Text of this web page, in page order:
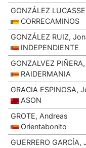
GONZÁLEZ
CORRECAMINOS
GONZÁLEZ RUIZ,
INDEPENDIENTE
GONZALVEZ
RAIDERMANIA
GRACIA ESPINOSA,
ASON
GROTE, Andreas
Orientabonito
GUERRERO GARCÍA,